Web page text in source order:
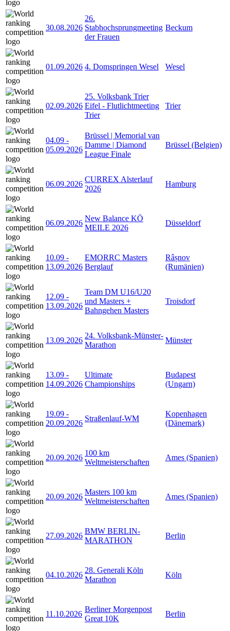
30.08.2026
26.
Stabhochsprungmeeting
der Frauen
Beckum
01.09.2026 4. Domspringen Wesel Wesel
02.09.2026
25. Volksbank Trier
Eifel - Flutlichtmeeting
Trier
Trier
04.09 -
05.09.2026
Brüssel | Memorial van
Damme | Diamond
League Finale
Brüssel (Belgien)
06.09.2026
CURREX Alsterlauf
2026
Hamburg
06.09.2026
New Balance KÖ
MEILE 2026
Düsseldorf
10.09 -
13.09.2026
EMORRC Masters
Berglauf
Râșnov
(Rumänien)
12.09 -
13.09.2026
Team DM U16/U20
und Masters +
Bahngehen Masters
Troisdorf
13.09.2026
24. Volksbank-Münster-
Marathon
Münster
13.09 -
14.09.2026
Ultimate
Championships
Budapest
(Ungarn)
19.09 -
20.09.2026
Straßenlauf-WM
Kopenhagen
(Dänemark)
20.09.2026
100 km
Weltmeisterschaften
Ames (Spanien)
20.09.2026
Masters 100 km
Weltmeisterschaften
Ames (Spanien)
27.09.2026
BMW BERLIN-
MARATHON
Berlin
04.10.2026
28. Generali Köln
Marathon
Köln
11.10.2026
Berliner Morgenpost
Great 10K
Berlin